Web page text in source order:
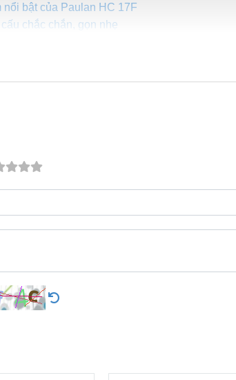
bật của Paulan HC 17F
cấu chắc chắn, gọn nhẹ
Không
3HP
15 lít
sàn, chà bóng, mài sàn
18inch
bóng sàn bê tông Paulan HC 17F